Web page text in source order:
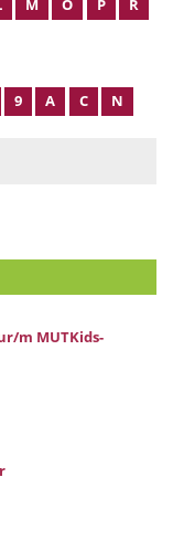
M O P
R
9 A C N
m MUTKids-